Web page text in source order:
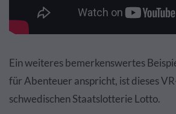
Ein weiteres bemerkenswertes
für Abenteuer anspricht, ist dieses
schwedischen Staatslotterie Lotto.